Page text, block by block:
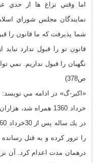
اما وقتي نزاع ها از حدي
نمايندگان مجلس شوراي
شما پذيرفت كه ما قانون را
قانون تو را قبول ندارد
ص378)
خرداد 1360 همراه
را ترور كرده و به قتل
درهمان مدت اعدام كرد. آن